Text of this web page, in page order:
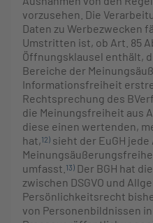
vorzusehen. Die
Daten zu Werbezwecken
Umstritten ist, ob Art. 85
Öffnungsklausel enthält,
Bereiche der
Informationsfreiheit
Rechtsprechung des
die Meinungsfreiheit aus
diese einen wertenden,
hat,12) sieht der EuGH
umfasst. 13) Der BGH hat
zwischen DSGVO und
Persönlichkeitsrecht
von Personenbildnissen in